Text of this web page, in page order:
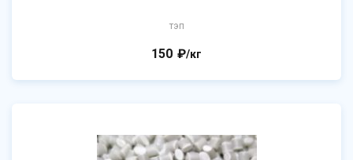
тэп
150 ₽/кг